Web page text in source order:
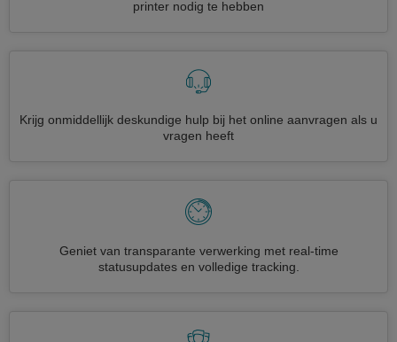
printer nodig te hebben
Krijg onmiddellijk deskundige hulp bij het online aanvragen als u
vragen heeft
Geniet van transparante verwerking met real-time
statusupdates en volledige tracking.